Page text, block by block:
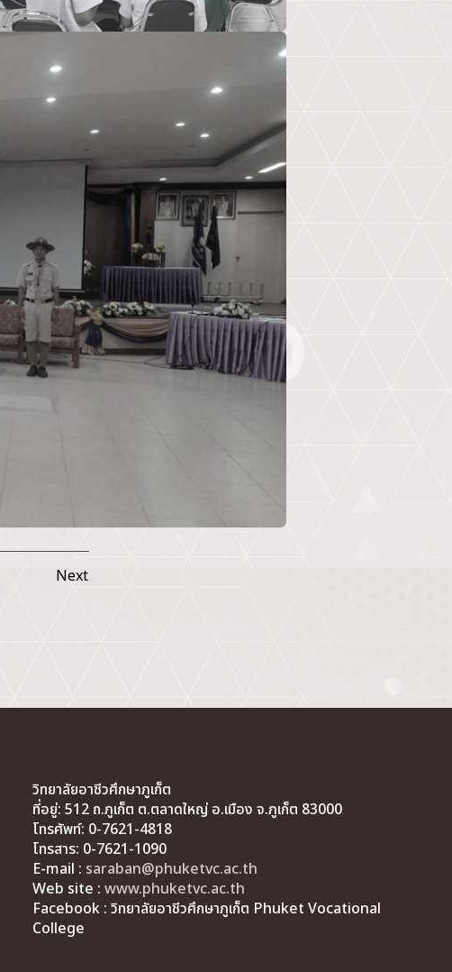
Next
วิทยาลัยอาชีวศึกษาภูเก็ต
ที่อยู่: 512 ถ.ภูเก็ต ต.ตลาดใหญ่ อ.เมือง จ.ภูเก็ต 83000
โทรศัพท์: 0-7621-4818
โทรสาร: 0-7621-1090
E-mail : saraban@phuketvc.ac.th
Web site :www.phuketvc.ac.th
Facebook : วิทยาลัยอาชีวศึกษาภูเก็ต Phuket Vocational
College